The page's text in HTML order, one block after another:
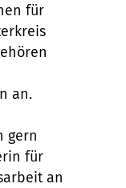
für
an.
gern
für
an